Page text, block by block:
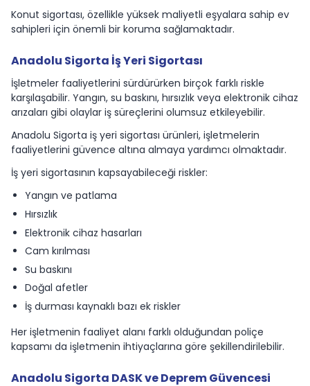
Konut sigortası, özellikle yüksek maliyetli eşyalara sahip ev
sahipleri için önemli bir koruma sağlamaktadır.
Anadolu Sigorta İş Yeri Sigortası
İşletmeler faaliyetlerini sürdürürken birçok farklı riskle
karşılaşabilir. Yangın, su baskını, hırsızlık veya elektronik cihaz
arızaları gibi olaylar iş süreçlerini olumsuz etkileyebilir.
Anadolu Sigorta iş yeri sigortası ürünleri, işletmelerin
faaliyetlerini güvence altına almaya yardımcı olmaktadır.
İş yeri sigortasının kapsayabileceği riskler:
Yangın ve patlama
Hırsızlık
Elektronik cihaz hasarları
Cam kırılması
Su baskını
Doğal afetler
İş durması kaynaklı bazı ek riskler
Her işletmenin faaliyet alanı farklı olduğundan poliçe
kapsamı da işletmenin ihtiyaçlarına göre şekillendirilebilir.
Anadolu Sigorta DASK ve Deprem Güvencesi